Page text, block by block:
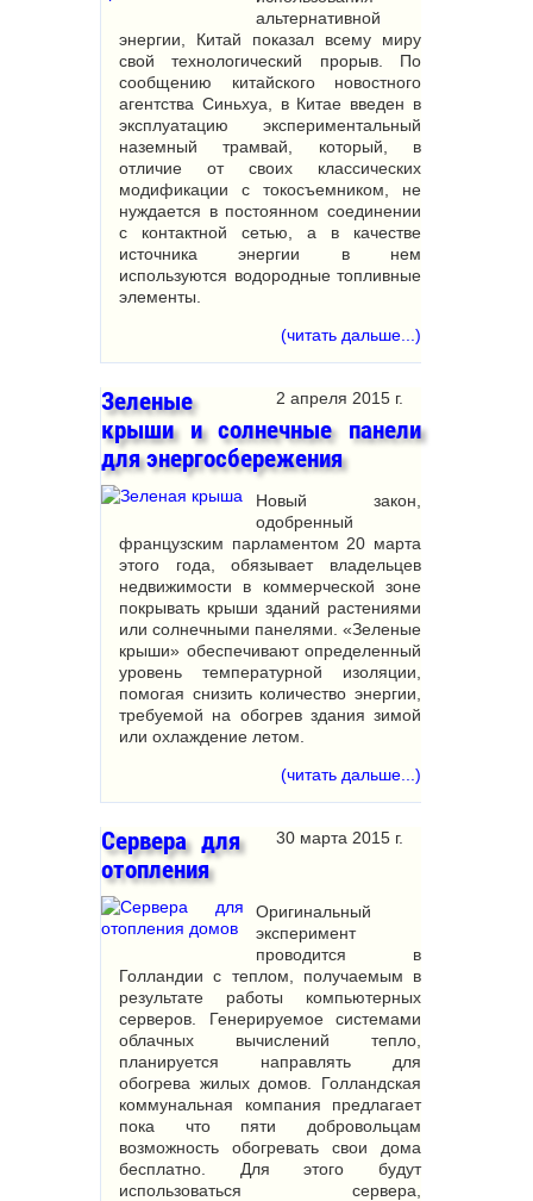
альтернативной
энергии, Китай показал всему миру
свой технологический прорыв. По
сообщению китайского новостного
агентства Синьхуа, в Китае введен в
эксплуатацию экспериментальный
наземный трамвай, который, в
отличие от своих классических
модификации с токосъемником, не
нуждается в постоянном соединении
с контактной сетью, а в качестве
источника энергии в нем
используются водородные топливные
элементы.
(читать дальше...)
2 апреля 2015 г.
Зеленые
крыши и солнечные панели
для энергосбережения
Новый закон,
одобренный
французским парламентом 20 марта
этого года, обязывает владельцев
недвижимости в коммерческой зоне
покрывать крыши зданий растениями
или солнечными панелями. «Зеленые
крыши» обеспечивают определенный
уровень температурной изоляции,
помогая снизить количество энергии,
требуемой на обогрев здания зимой
или охлаждение летом.
(читать дальше...)
30 марта 2015 г.
Сервера для
отопления
Оригинальный
эксперимент
проводится в
Голландии с теплом, получаемым в
результате работы компьютерных
серверов. Генерируемое системами
облачных вычислений тепло,
планируется направлять для
обогрева жилых домов. Голландская
коммунальная компания предлагает
пока что пяти добровольцам
возможность обогревать свои дома
бесплатно. Для этого будут
использоваться сервера,